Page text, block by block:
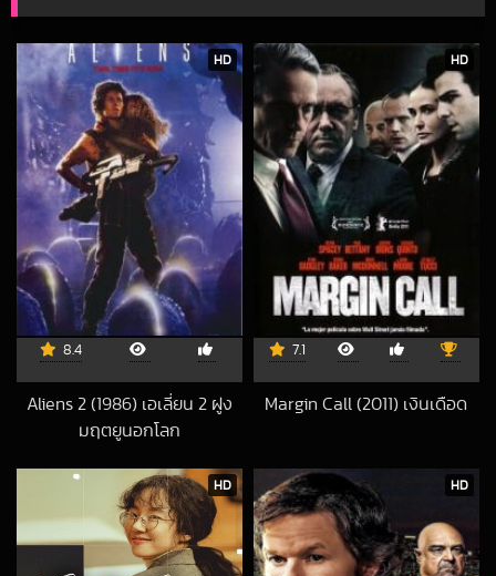
HD
8.4
Aliens 2 (1986) เอเลี่ยน 2 ฝูง
มฤตยูนอกโลก
HD
7.1
Margin Call (2011) เงินเดือด
HD HD